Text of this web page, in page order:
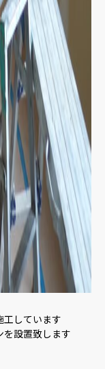
しています
設置致します